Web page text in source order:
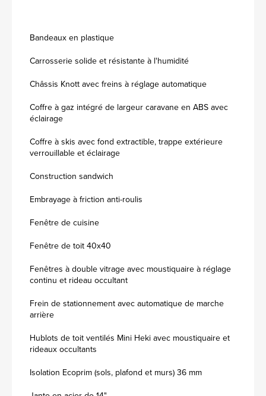
Bandeaux en plastique
Carrosserie solide et résistante à l'humidité
Châssis Knott avec freins à réglage automatique
Coffre à gaz intégré de largeur caravane en ABS avec
éclairage
Coffre à skis avec fond extractible, trappe extérieure
verrouillable et éclairage
Construction sandwich
Embrayage à friction anti-roulis
Fenêtre de cuisine
Fenêtre de toit 40x40
Fenêtres à double vitrage avec moustiquaire à réglage
continu et rideau occultant
Frein de stationnement avec automatique de marche
arrière
Hublots de toit ventilés Mini Heki avec moustiquaire et
rideaux occultants
Isolation Ecoprim (sols, plafond et murs) 36 mm